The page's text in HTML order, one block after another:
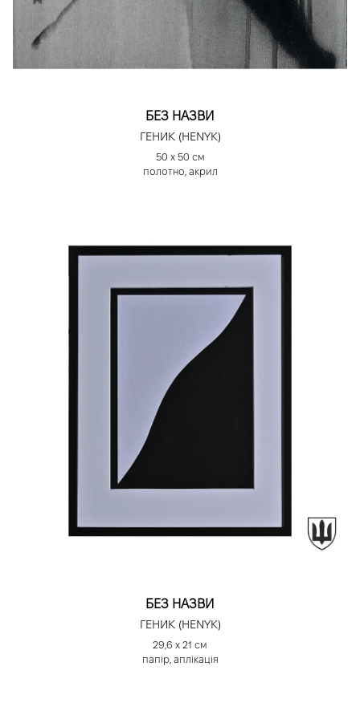
БЕЗ НАЗВИ
ГЕНИК (HENYK)
50 х 50 см
полотно, акрил
БЕЗ НАЗВИ
ГЕНИК (HENYK)
29,6 х 21 см
папір, аплікація